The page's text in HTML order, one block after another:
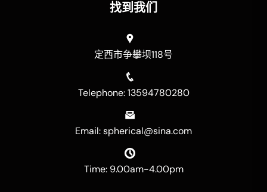
找到我们
定西市争攀坝118号
Telephone: 13594780280
Email: spherical@sina.com
Time: 9.00am-4.00pm